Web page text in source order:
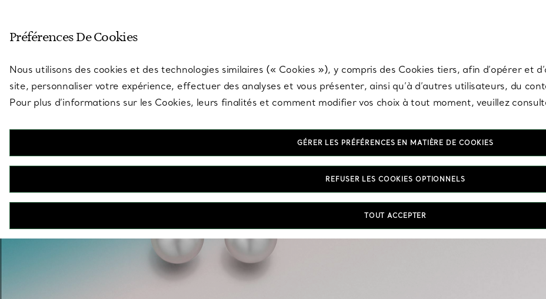
Préférences De Cookies
Nous utilisons des cookies et des technologies similaires (« Cookies »), y compris des Cookies tiers, afin d’opérer et
site, personnaliser votre expérience, effectuer des analyses et vous présenter, ainsi qu’à d’autres utilisateurs, du
Pour plus d’informations sur les Cookies, leurs finalités et comment modifier vos choix à tout moment, veuillez
GÉRER LES PRÉFÉRENCES EN MATIÈRE DE COOKIES
REFUSER LES COOKIES OPTIONNELS
TOUT ACCEPTER